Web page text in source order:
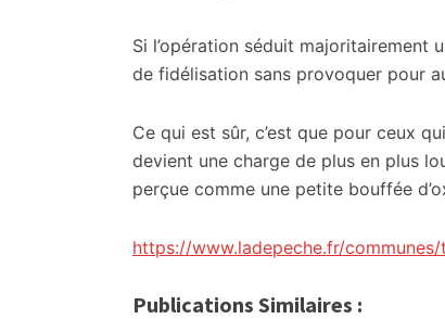
Si l’opération séduit majoritairement
de fidélisation sans provoquer pour
Ce qui est sûr, c’est que pour ceux
devient une charge de plus en plus
perçue comme une petite bouffée
https://www.ladepeche.fr/
Publications Similaires :